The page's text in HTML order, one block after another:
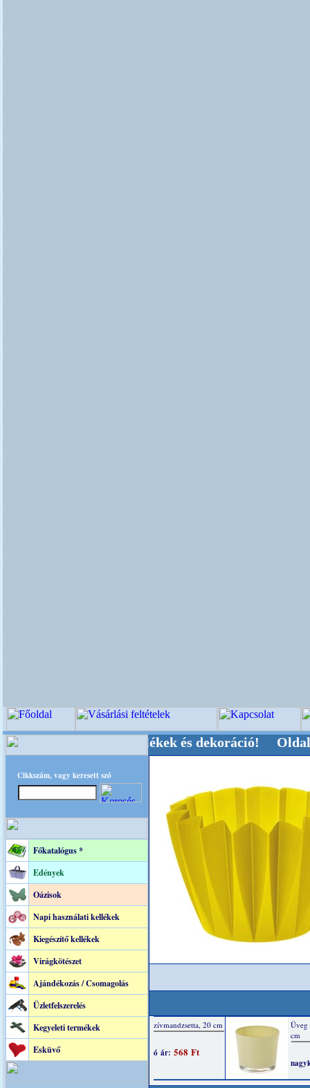
Cikkszám, vagy keresett szó
Főkatalógus *
Edények
Oázisok
Napi használati kellékek
Kiegészítő kellékek
Virágkötészet
Ajándékozás / Csomagolás
Üzletfelszerelés
Kegyeleti termékek
Esküvő
kellékek és dekoráció! Oldalunkat